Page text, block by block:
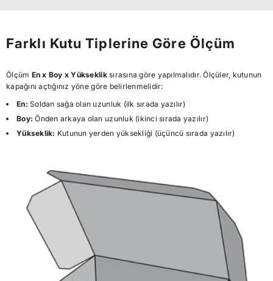
Farklı Kutu Tiplerine Göre Ölçüm
Ölçüm En x Boy x Yüksekliksırasına göre yapılmalıdır. Ölçüler, kutunun
kapağını açtığınız yöne göre belirlenmelidir:
En: Soldan sağa olan uzunluk (ilk sırada yazılır)
Boy: Önden arkaya olan uzunluk (ikinci sırada yazılır)
Yükseklik: Kutunun yerden yüksekliği (üçüncü sırada yazılır)